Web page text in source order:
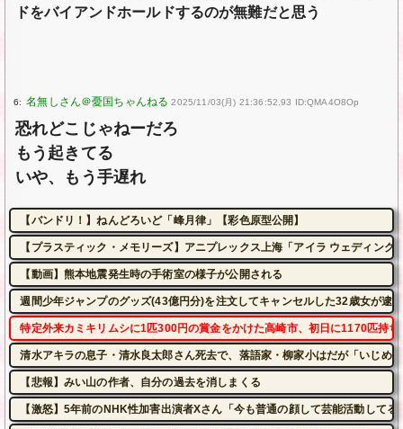
ドをバイアンドホールドするのが無難だと思う
6: 2025/11/03(月) 21:36:52.93 ID:QMA4O8Op
恐れどこじゃねーだろ
もう起きてる
いや、もう手遅れ
【バンドリ！】ねんどろいど「峰月律」【彩色原型公開】
【プラスティック・メモリーズ】アニプレックス上海「アイラ ウェディング
【動画】熊本地震発生時の手術室の様子が公開される
週間少年ジャンプのグッズ(43億円分)を注文してキャンセルした32歳女が逮捕
特定外来カミキリムシに1匹300円の賞金をかけた高崎市、初日に1170匹持ち
清水アキラの息子・清水良太郎さん死去で、落語家・柳家小はだが「いじめ
【悲報】みい山の作者、自分の過去を消しまくる
【激怒】5年前のNHK性加害出演者Xさん「今も普通の顔して芸能活動して